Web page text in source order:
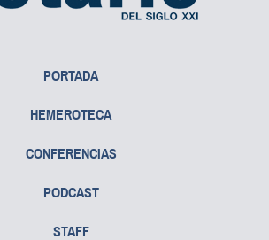
PORTADA
HEMEROTECA
CONFERENCIAS
PODCAST
STAFF